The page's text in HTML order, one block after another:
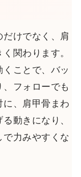
けでなく、肩
関わります。
ことで、バッ
フォローでも
、肩甲骨まわ
動きになり、
で力みやすくな